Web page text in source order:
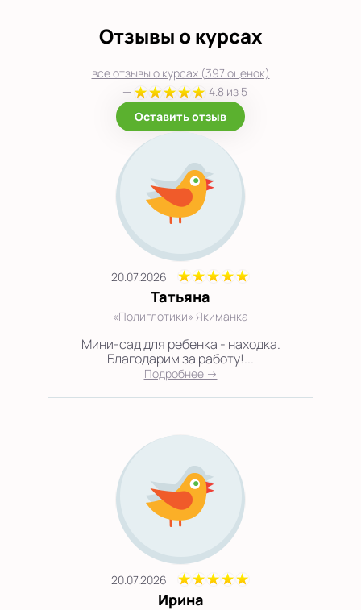
Отзывы о курсах
все отзывы о курсах (397 оценок)
—
4.8 из 5
Оставить отзыв
20.07.2026
Татьяна
«Полиглотики» Якиманка
Мини-сад для ребенка - находка.
Благодарим за работу!...
Подробнее →
20.07.2026
Ирина